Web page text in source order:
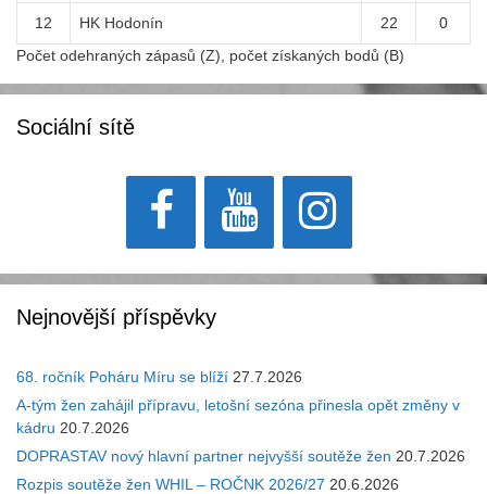
12 HK Hodonín 22
0
Počet odehraných zápasů (Z), počet získaných bodů (B)
Sociální sítě
Nejnovější příspěvky
68. ročník Poháru Míru se blíží 27.7.2026
A-tým žen zahájil přípravu, letošní sezóna přinesla opět změny v
kádru 20.7.2026
DOPRASTAV nový hlavní partner nejvyšší soutěže žen 20.7.2026
Rozpis soutěže žen WHIL – ROČNK 2026/27 20.6.2026